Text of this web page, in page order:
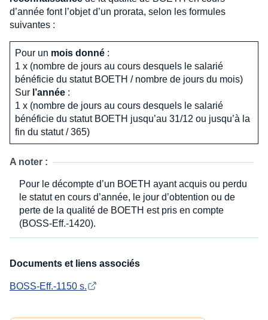
d’année font l’objet d’un prorata, selon les formules
suivantes :
Pour un mois donné :
1 x (nombre de jours au cours desquels le salarié
bénéficie du statut BOETH / nombre de jours du mois)
Sur l’année :
1 x (nombre de jours au cours desquels le salarié
bénéficie du statut BOETH jusqu’au 31/12 ou jusqu’à la
fin du statut / 365)
A noter :
Pour le décompte d’un BOETH ayant acquis ou perdu
le statut en cours d’année, le jour d’obtention ou de
perte de la qualité de BOETH est pris en compte
(BOSS-Eff.-1420).
Documents et liens associés
BOSS-Eff.-1150 s.